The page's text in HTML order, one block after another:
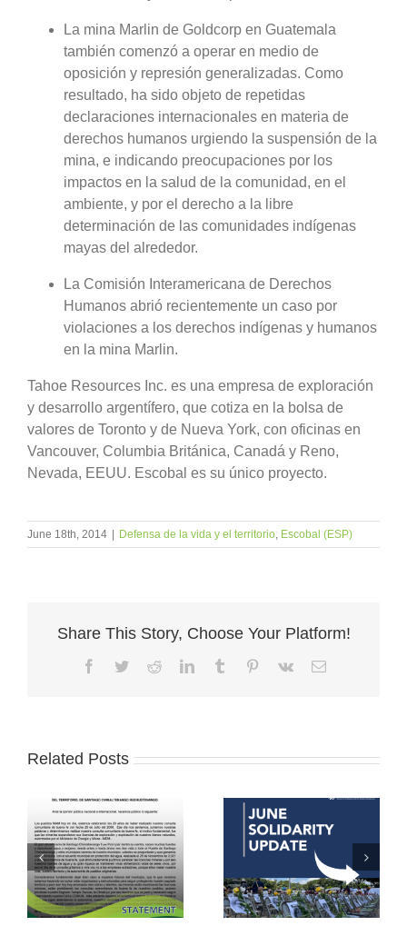
La mina Marlin de Goldcorp en Guatemala
también comenzó a operar en medio de
oposición y represión generalizadas. Como
resultado, ha sido objeto de repetidas
declaraciones internacionales en materia de
derechos humanos urgiendo la suspensión de la
mina, e indicando preocupaciones por los
impactos en la salud de la comunidad, en el
ambiente, y por el derecho a la libre
determinación de las comunidades indígenas
mayas del alrededor.
La Comisión Interamericana de Derechos
Humanos abrió recientemente un caso por
violaciones a los derechos indígenas y humanos
en la mina Marlin.
Tahoe Resources Inc. es una empresa de exploración
y desarrollo argentífero, que cotiza en la bolsa de
valores de Toronto y de Nueva York, con oficinas en
Vancouver, Columbia Británica, Canadá y Reno,
Nevada, EEUU. Escobal es su único proyecto.
June 18th, 2014 Defensa de la vida y el territorio, Escobal (ESP)
Share This Story, Choose Your Platform!
Facebook
TwitterRedditLinkedInTumblr Pinterest
Vk Email
Related Posts